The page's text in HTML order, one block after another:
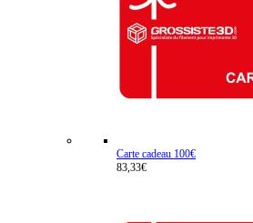
Carte cadeau 100€
83,33€